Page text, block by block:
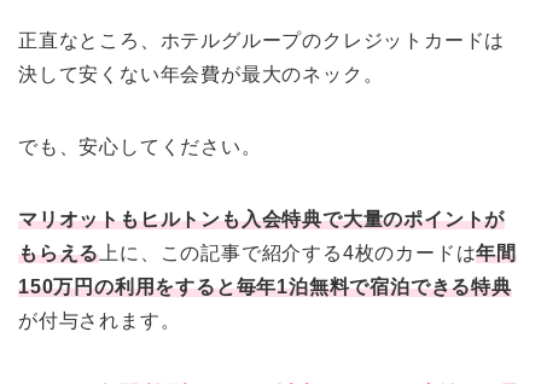
正直なところ、ホテルグループのクレジットカードは
決して安くない年会費が最大のネック。
でも、安心してください。
マリオットもヒルトンも入会特典で大量のポイントが
もらえる 上に、この記事で紹介する4枚のカードは年間
150万円の利用をすると毎年1泊無料で宿泊できる特典
が付与されます。